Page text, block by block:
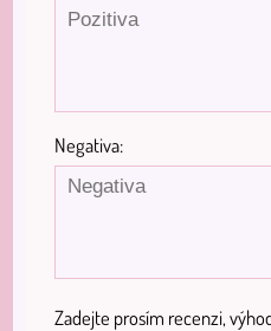
Negativa:
Zadejte prosím recenzi,